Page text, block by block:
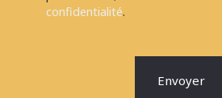
confidentialité.
Envoyer